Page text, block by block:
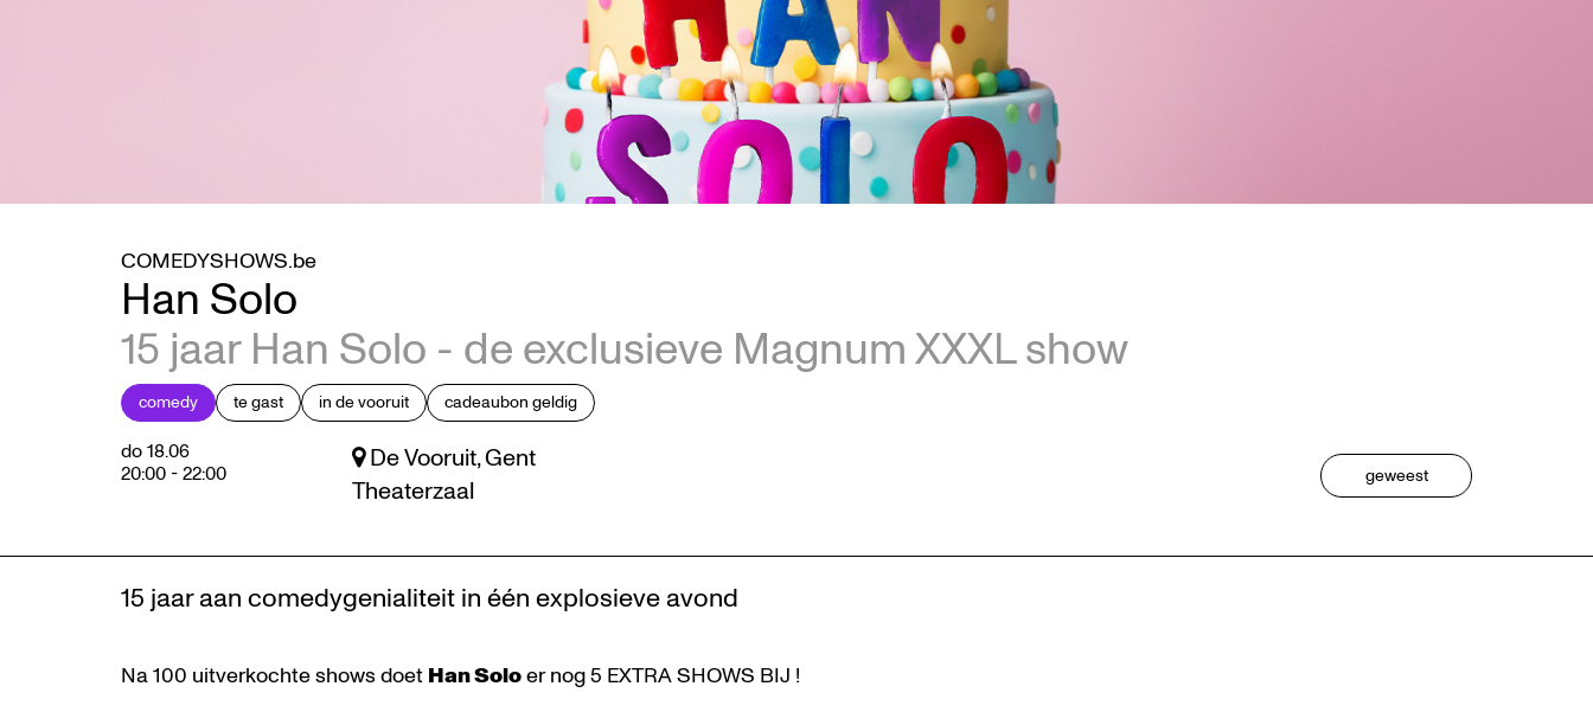
Han Solo
15 jaar Han Solo - de exclusieve Magnum XXXL show
COMEDYSHOWS.be
comedy te gast in de vooruit cadeaubon geldig
do 18.06
20:00 -22:00
De Vooruit, Gent
Theaterzaal
geweest
15 jaar aan comedygenialiteit in één explosieve avond
Na 100 uitverkochte shows doet Han Soloer nog 5 EXTRA SHOWS BIJ !